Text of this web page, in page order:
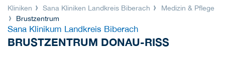
Kliniken Sana Kliniken Landkreis Biberach
Medizin & Pflege
Brustzentrum
Sana Klinikum Landkreis Biberach
BRUSTZENTRUM DONAU-RISS